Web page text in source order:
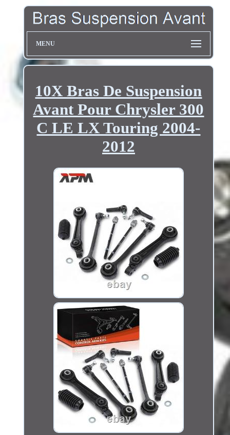
MENU
10X Bras De Suspension
Avant Pour Chrysler 300
C LE LX Touring 2004-
2012